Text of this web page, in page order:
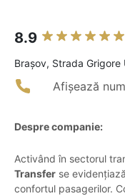
8.9
Braşov, Strada Grigore
Afișează
Despre companie:
Activând în sectorul
Transfer se
confortul pasagerilor.